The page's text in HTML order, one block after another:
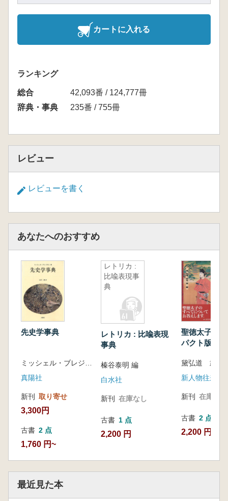
カートに入れる
ランキング
総合
42,093番 / 124,777冊
辞典・事典
235番 / 755冊
レビュー
レビューを書く
あなたへのおすすめ
先史学事典
ミッシェル・ブレジヨン 著 山中一郎 訳
真陽社
新刊 取り寄せ
3,300円
古書 2 点
1,760 円~
レトリカ :
比喩表現事
典
レトリカ : 比喩表現
事典
榛谷泰明 編
白水社
新刊 在庫なし
古書 1 点
2,200 円
聖徳太子事
パクト版
黛弘道 武光
新人物往来社
新刊 在庫なし
古書 2 点
2,200 円~
最近見た本